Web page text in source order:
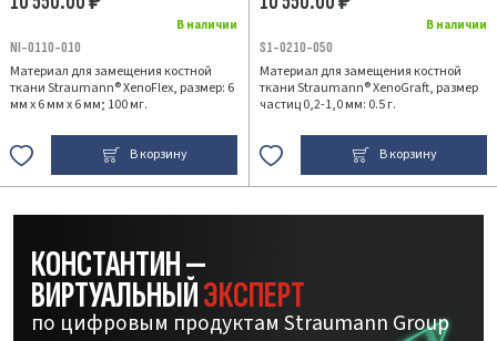
В наличии
NI-0110-010
Материал для замещения костной
ткани Straumann® XenoFlex, размер: 6
мм х 6 мм х 6 мм; 100 мг.
В корзину
В наличии
S1-0210-050
Материал для замещения костной
ткани Straumann® XenoGraft, размер
частиц 0,2-1,0 мм: 0.5 г.
В корзину
КОНСТАНТИН —
ВИРТУАЛЬНЫЙЭКСПЕРТ
по цифровым продуктам Straumann Group